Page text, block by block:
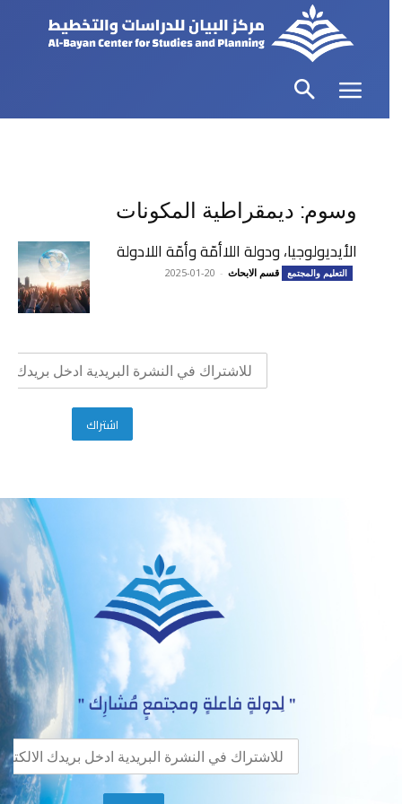
وسوم: ديمقراطية المكونات
الأيديولوجيا، ودولة اللاأمّة وأمّة اللادولة
التعليم والمجتمع قسم الابحاث -
2025-01-20